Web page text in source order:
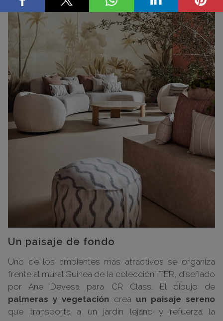
Un paisaje de fondo
Uno de los ambientes más atractivos se organiza
frente al mural Guinea de la colección ITER, diseñado
por Ane Devesa para CR Class. El dibujo de
palmeras y vegetación crea un paisaje sereno
que transporta a un jardín lejano y refuerza la